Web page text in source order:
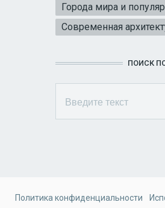
Города мира и
Современная
ПОИСК
Политика конфиденциальности